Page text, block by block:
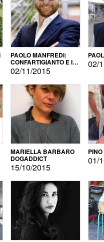
PAOLO MANFREDI:
CONFARTIGIANTO E IL
SONDAGGIO
02/11/2015
02/
MARIELLA BARBARO
DOGADDICT
15/10/2015
01/